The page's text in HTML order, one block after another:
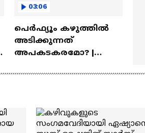
03:06
പെർഫ്യൂം കഴുത്തിൽ
അടിക്കുന്നത്
അപകടകരമോ? |